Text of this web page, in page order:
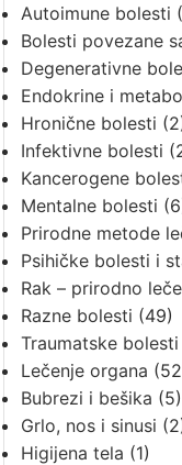
Autoimune bolesti
Bolesti povezane
Degenerativne
Endokrine i
Hronične bolesti
Infektivne bolesti
Kancerogene
Mentalne bolesti
Prirodne metode
Psihičke bolesti i
Rak – prirodno
Razne bolesti (49)
Traumatske
Lečenje organa
Bubrezi i bešika (5)
Grlo, nos i sinusi
Higijena tela (1)